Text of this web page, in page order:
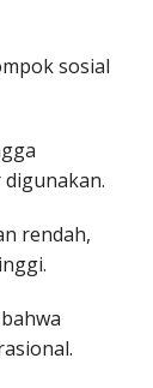
sosial
rendah,